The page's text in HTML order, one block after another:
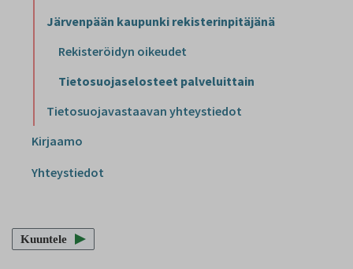
Järvenpään kaupunki rekisterinpitäjänä
Rekisteröidyn oikeudet
Tietosuojaselosteet palveluittain
Tietosuojavastaavan yhteystiedot
Kirjaamo
Yhteystiedot
Kuuntele